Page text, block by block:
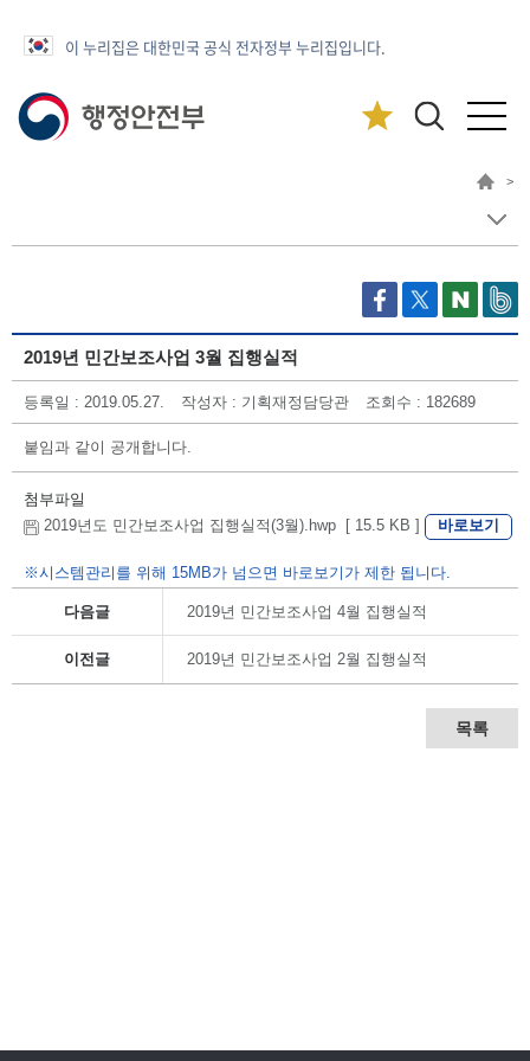
이 누리집은 대한민국 공식 전자정부 누리집입니다.
>
2019년 민간보조사업 3월 집행실적
등록일 : 2019.05.27. 작성자 : 기획재정담당관 조회수 : 182689
붙임과 같이 공개합니다.
첨부파일
2019년도 민간보조사업 집행실적(3월).hwp [ 15.5 KB ]
바로보기
※시스템관리를 위해 15MB가 넘으면 바로보기가 제한 됩니다.
다음글 2019년 민간보조사업 4월 집행실적
이전글 2019년 민간보조사업 2월 집행실적
목록